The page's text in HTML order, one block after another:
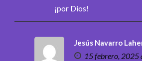
¡por Dios!
Jesús Navarro
15 febrero, 2025